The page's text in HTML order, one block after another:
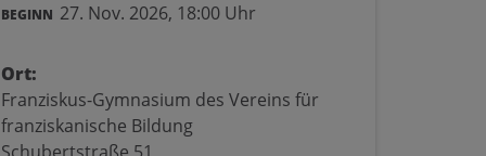
BEGINN 27. Nov. 2026, 18:00 Uhr
Ort:
Franziskus-Gymnasium des Vereins für
franziskanische Bildung